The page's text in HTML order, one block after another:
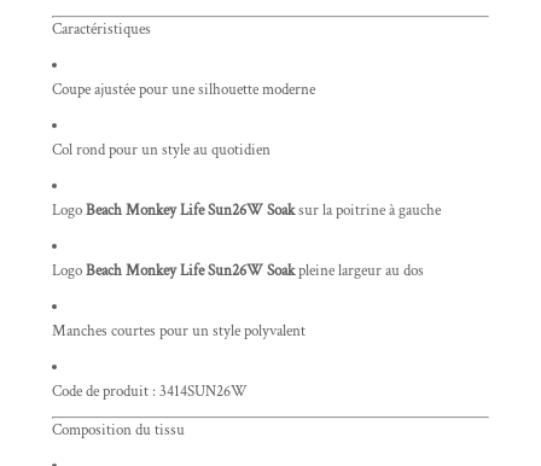
Caractéristiques
Coupe ajustée pour une silhouette moderne
Col rond pour un style au quotidien
LogoBeach Monkey Life Sun26W Soaksur la poitrine à gauche
LogoBeach Monkey Life Sun26W Soakpleine largeur au dos
Manches courtes pour un style polyvalent
Code de produit : 3414SUN26W
Composition du tissu